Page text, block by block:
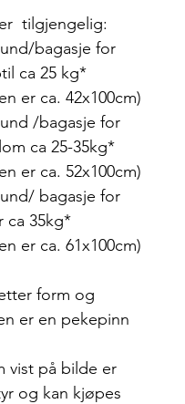
tilgjengelig:
bagasje for
ca 25 kg*
er ca. 42x100cm)
/bagasje for
ca 25-35kg*
er ca. 52x100cm)
bagasje for
ca 35kg*
er ca. 61x100cm)
form og
er en pekepinn
vist på bilde er
og kan kjøpes